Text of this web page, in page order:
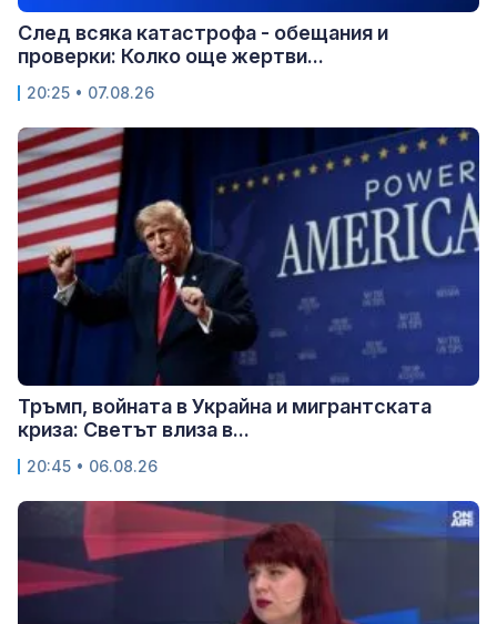
След всяка катастрофа - обещания и
проверки: Колко още жертви...
20:25 • 07.08.26
Тръмп, войната в Украйна и мигрантската
криза: Светът влиза в...
20:45 • 06.08.26